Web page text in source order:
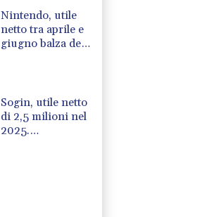
Nintendo, utile
netto tra aprile e
giugno balza del
Sogin, utile netto
di 2,5 milioni nel
2025.